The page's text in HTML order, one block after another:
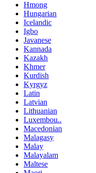
Hmong
Hungarian
Icelandic
Igbo
Javanese
Kannada
Kazakh
Khmer
Kurdish
Kyrgyz
Latin
Latvian
Lithuanian
Luxembou..
Macedonian
Malagasy
Malay
Malayalam
Maltese